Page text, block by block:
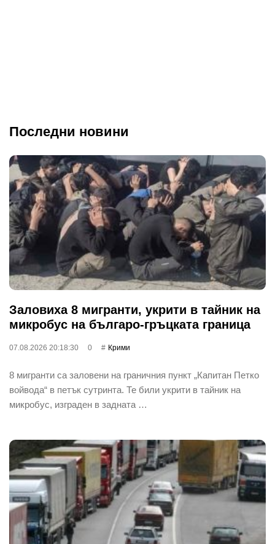
Последни новини
Заловиха 8 мигранти, укрити в тайник на
микробус на българо-гръцката граница
07.08.2026 20:18:30 0 Крими
8 мигранти са заловени на граничния пункт „Капитан Петко
войвода“ в петък сутринта. Те били укрити в тайник на
микробус, изграден в задната …